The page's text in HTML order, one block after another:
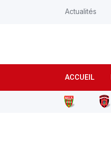
ACCUEIL
Actualités